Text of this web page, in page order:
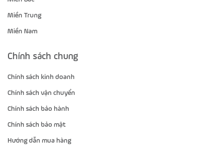
Miền Trung
Miền Nam
Chính sách chung
Chính sách kinh doanh
Chính sách vận chuyển
Chính sách bảo hành
Chính sách bảo mật
Hướng dẫn mua hàng